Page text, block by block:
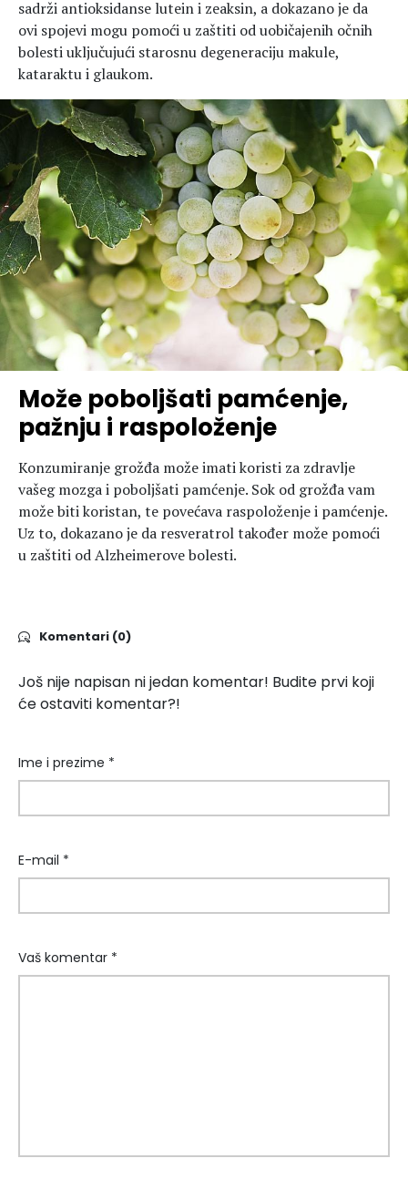
sadrži antioksidanse lutein i zeaksin, a dokazano je da
ovi spojevi mogu pomoći u zaštiti od uobičajenih očnih
bolesti uključujući starosnu degeneraciju makule,
kataraktu i glaukom.
Može poboljšati pamćenje,
pažnju i raspoloženje
Konzumiranje grožđa može imati koristi za zdravlje
vašeg mozga i poboljšati pamćenje. Sok od grožđa vam
može biti koristan, te povećava raspoloženje i pamćenje.
Uz to, dokazano je da resveratrol također može pomoći
u zaštiti od Alzheimerove bolesti.
Komentari (0)
Još nije napisan ni jedan komentar! Budite prvi koji
će ostaviti komentar?!
Ime i prezime *
E-mail *
Vaš komentar *